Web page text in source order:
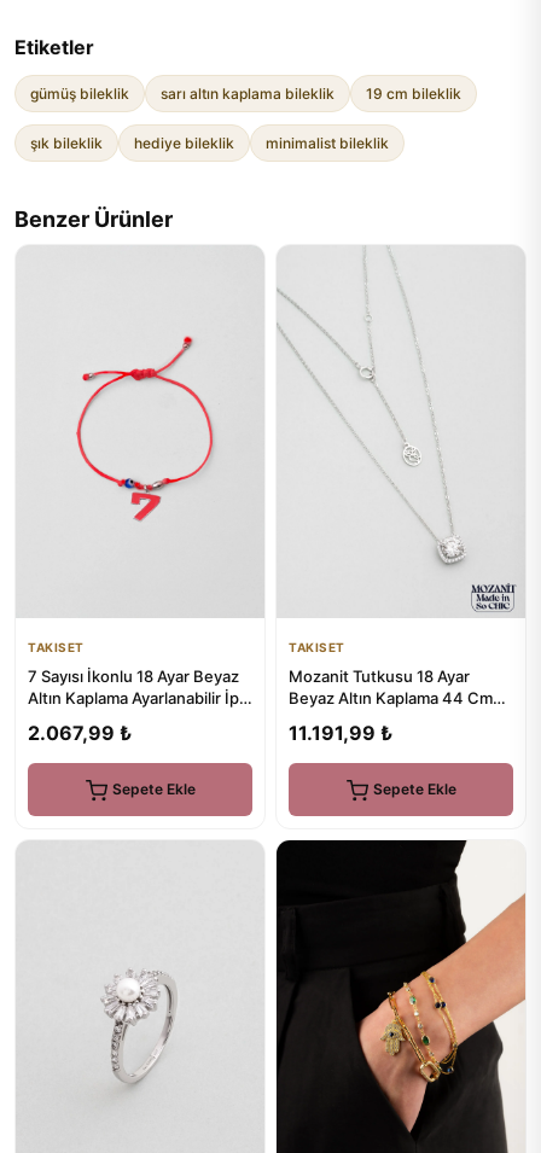
Etiketler
gümüş bileklik sarı altın kaplama bileklik 19 cm bileklik
şık bileklik hediye bileklik minimalist bileklik
Benzer Ürünler
TAKISET
7 Sayısı İkonlu 18 Ayar Beyaz
Altın Kaplama Ayarlanabilir İpli
2.067,99 ₺
Sepete Ekle
TAKISET
Mozanit Tutkusu 18 Ayar
Beyaz Altın Kaplama 44 Cm
11.191,99 ₺
Sepete Ekle